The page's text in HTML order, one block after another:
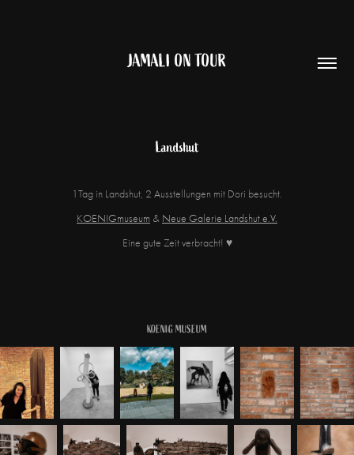
JAMALI ON TOUR
Landshut
1Tag in Landshut, 2 Ausstellungen mit Dori besucht.
KOENIGmuseum & Neue Galerie Landshut e.V.
Eine gute Zeit verbracht! ♥
KOENIG MUSEUM